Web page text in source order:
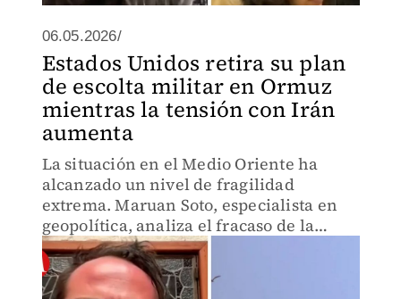
06.05.2026/
Estados Unidos retira su plan
de escolta militar en Ormuz
mientras la tensión con Irán
aumenta
La situación en el Medio Oriente ha
alcanzado un nivel de fragilidad
extrema. Maruan Soto, especialista en
geopolítica, analiza el fracaso de la
estrategia estadunidense para liberar
los buques bloqueados en el norte del
Estrecho de Ormuz.